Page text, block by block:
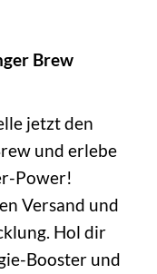
Brew
jetzt den
und erlebe
Power!
Versand und
Hol dir
Booster und